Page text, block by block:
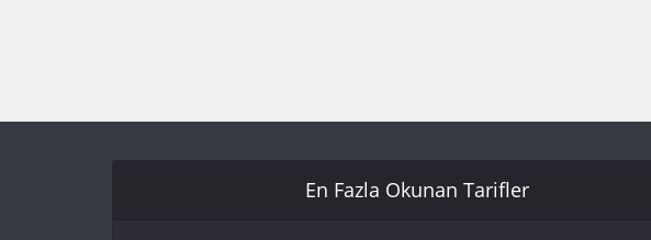
En Fazla Okunan Tarifler